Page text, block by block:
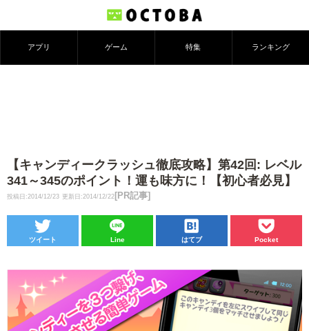
アプリ ゲーム 特集 ランキング
【キャンディークラッシュ徹底攻略】第42回: レベル
341～345のポイント！運も味方に！【初心者必見】
投稿日:2014/12/23 更新日:2014/12/22 [PR記事]
ツイート Line はてブ Pocket